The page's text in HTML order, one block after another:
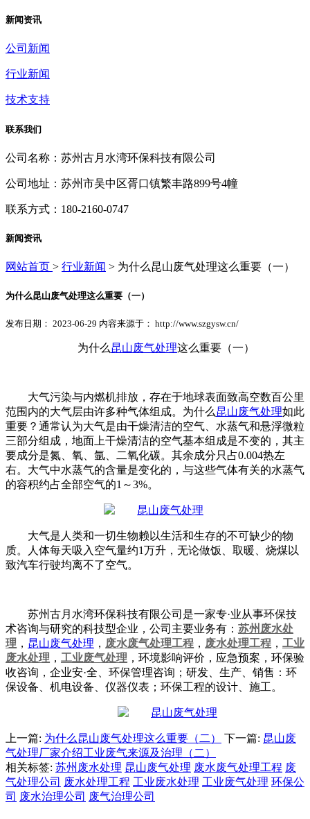
新闻资讯
公司新闻
行业新闻
技术支持
联系我们
公司名称：苏州古月水湾环保科技有限公司
公司地址：苏州市吴中区胥口镇繁丰路899号4幢
联系方式：180-2160-0747
新闻资讯
网站首页 > 行业新闻 > 为什么昆山废气处理这么重要（一）
为什么昆山废气处理这么重要（一）
发布日期： 2023-06-29 内容来源于： http://www.szgysw.cn/
为什么昆山废气处理这么重要（一）
大气污染与内燃机排放，存在于地球表面致高空数百公里
范围内的大气层由许多种气体组成。为什么昆山废气处理如此
重要？通常认为大气是由干燥清洁的空气、水蒸气和悬浮微粒
三部分组成，地面上干燥清洁的空气基本组成是不变的，其主
要成分是氮、氧、氩、二氧化碳。其余成分只占0.004热左
右。大气中水蒸气的含量是变化的，与这些气体有关的水蒸气
的容积约占全部空气的1～3%。
大气是人类和一切生物赖以生活和生存的不可缺少的物
质。人体每天吸入空气量约1万升，无论做饭、取暖、烧煤以
致汽车行驶均离不了空气。
苏州古月水湾环保科技有限公司是一家专·业从事环保技
术咨询与研究的科技型企业，公司主要业务有： 苏州废水处
理 ， 昆山废气处理 ， 废水废气处理工程 ， 废水处理工程 ， 工业
废水处理 ， 工业废气处理 ，环境影响评价，应急预案，环保验
收咨询，企业安·全、环保管理咨询；研发、生产、销售：环
保设备、机电设备、仪器仪表；环保工程的设计、施工。
上一篇: 为什么昆山废气处理这么重要（二） 下一篇: 昆山废
气处理厂家介绍工业废气来源及治理（二）
相关标签: 苏州废水处理 昆山废气处理 废水废气处理工程 废
气处理公司 废水处理工程 工业废水处理 工业废气处理 环保公
司 废水治理公司 废气治理公司